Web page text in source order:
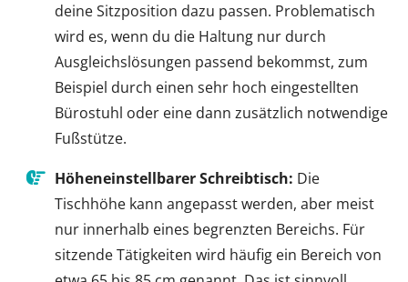
deine Sitzposition dazu passen. Problematisch
wird es, wenn du die Haltung nur durch
Ausgleichslösungen passend bekommst, zum
Beispiel durch einen sehr hoch eingestellten
Bürostuhl oder eine dann zusätzlich notwendige
Fußstütze.
Höheneinstellbarer Schreibtisch: Die
Tischhöhe kann angepasst werden, aber meist
nur innerhalb eines begrenzten Bereichs. Für
sitzende Tätigkeiten wird häufig ein Bereich von